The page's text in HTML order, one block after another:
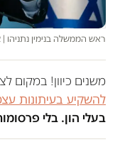
ראש הממשלה בנימין נתניהו |
משנים כיוון! במקום
להשקיע בעיתונות
בעלי הון. בלי